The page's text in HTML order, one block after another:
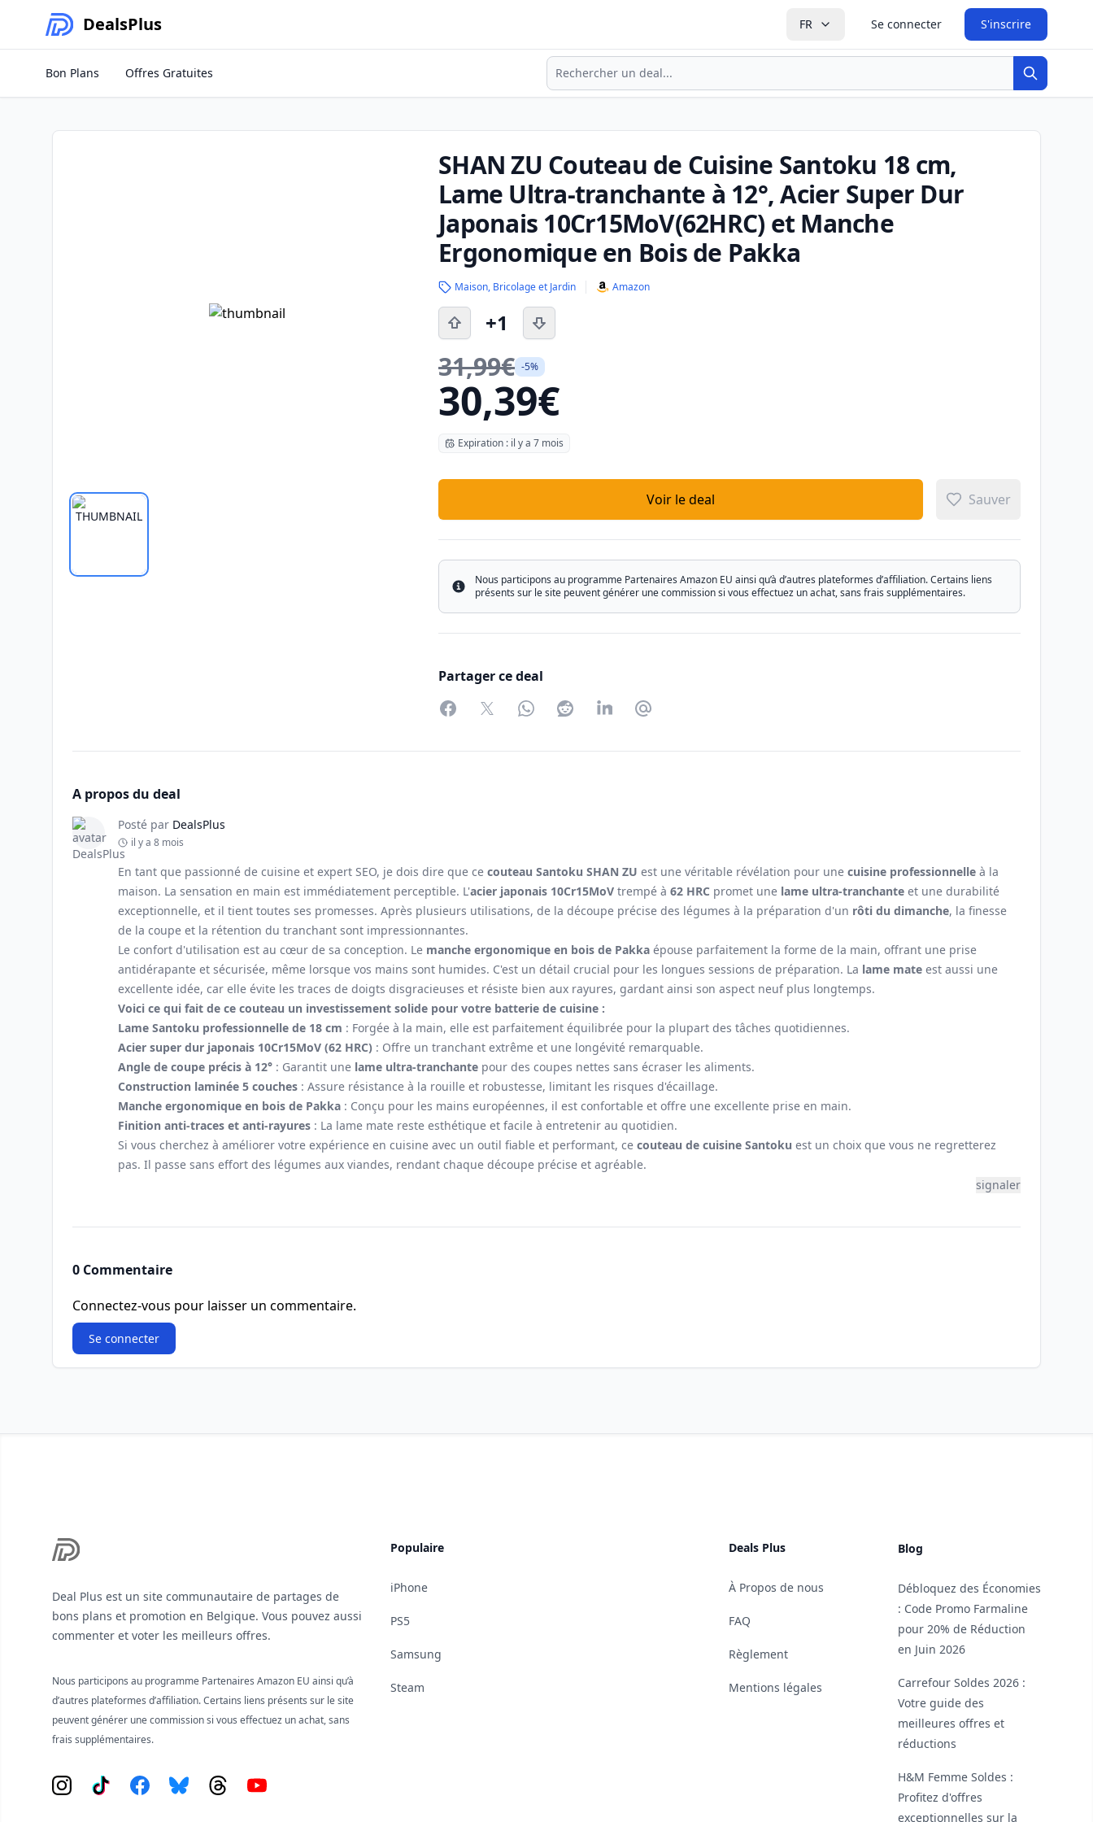
DealsPlus FR Se connecter S'inscrire
Recherche
Recherche
Bon Plans Offres Gratuites
SHAN ZU Couteau de Cuisine Santoku 18 cm,
Lame Ultra-tranchante à 12°, Acier Super Dur
Japonais 10Cr15MoV(62HRC) et Manche
Ergonomique en Bois de Pakka
Maison, Bricolage et Jardin Amazon
+1
31,99€ -5%
30,39€
Expiration : il y a 7 mois
Voir le deal Sauver
Info
Nous participons au programme Partenaires Amazon EU ainsi qu’à d’autres plateformes d’affiliation. Certains liens
présents sur le site peuvent générer une commission si vous effectuez un achat, sans frais supplémentaires.
Partager ce deal
FacebookTwitterWhatsAppRedditLinkedInPartager par Email
A propos du deal
Posté par DealsPlus
il y a 8 mois
En tant que passionné de cuisine et expert SEO, je dois dire que ce couteau Santoku SHAN ZU est une véritable révélation pour une cuisine professionnelle à la
maison. La sensation en main est immédiatement perceptible. L'acier japonais 10Cr15MoV trempé à 62 HRC promet une lame ultra-tranchante et une durabilité
exceptionnelle, et il tient toutes ses promesses. Après plusieurs utilisations, de la découpe précise des légumes à la préparation d'un rôti du dimanche, la finesse
de la coupe et la rétention du tranchant sont impressionnantes.
Le confort d'utilisation est au cœur de sa conception. Le manche ergonomique en bois de Pakka épouse parfaitement la forme de la main, offrant une prise
antidérapante et sécurisée, même lorsque vos mains sont humides. C'est un détail crucial pour les longues sessions de préparation. La lame mate est aussi une
excellente idée, car elle évite les traces de doigts disgracieuses et résiste bien aux rayures, gardant ainsi son aspect neuf plus longtemps.
Voici ce qui fait de ce couteau un investissement solide pour votre batterie de cuisine :
Lame Santoku professionnelle de 18 cm : Forgée à la main, elle est parfaitement équilibrée pour la plupart des tâches quotidiennes.
Acier super dur japonais 10Cr15MoV (62 HRC) : Offre un tranchant extrême et une longévité remarquable.
Angle de coupe précis à 12° : Garantit une lame ultra-tranchante pour des coupes nettes sans écraser les aliments.
Construction laminée 5 couches : Assure résistance à la rouille et robustesse, limitant les risques d'écaillage.
Manche ergonomique en bois de Pakka : Conçu pour les mains européennes, il est confortable et offre une excellente prise en main.
Finition anti-traces et anti-rayures : La lame mate reste esthétique et facile à entretenir au quotidien.
Si vous cherchez à améliorer votre expérience en cuisine avec un outil fiable et performant, ce couteau de cuisine Santoku est un choix que vous ne regretterez
pas. Il passe sans effort des légumes aux viandes, rendant chaque découpe précise et agréable.
signaler
0 Commentaire
Connectez-vous pour laisser un commentaire.
Se connecter
Deal Plus est un site communautaire de partages de
bons plans et promotion en Belgique. Vous pouvez aussi
commenter et voter les meilleurs offres.
Nous participons au programme Partenaires Amazon EU ainsi qu’à
d’autres plateformes d’affiliation. Certains liens présents sur le site
peuvent générer une commission si vous effectuez un achat, sans
frais supplémentaires.
Instagram
Tiktok FacebookBlueskyThreadsYouTube
Populaire
iPhone
PS5
Samsung
Steam
Deals Plus
À Propos de nous
FAQ
Règlement
Mentions légales
Blog
Débloquez des Économies
: Code Promo Farmaline
pour 20% de Réduction
en Juin 2026
Carrefour Soldes 2026 :
Votre guide des
meilleures offres et
réductions
H&M Femme Soldes :
Profitez d'offres
exceptionnelles sur la